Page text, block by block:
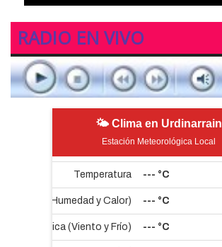
RADIO EN VIVO
🌤 Clima en Urdinarrain
Estación Meteorológica Local